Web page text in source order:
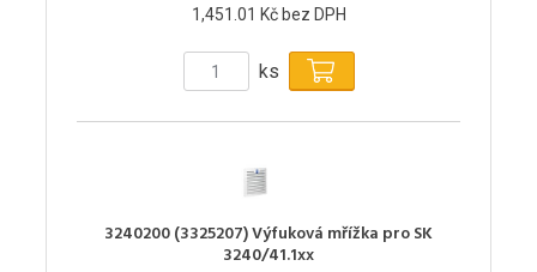
1,451.01 Kč bez DPH
ks
3240200 (3325207) Výfuková mřížka pro SK
3240/41.1xx